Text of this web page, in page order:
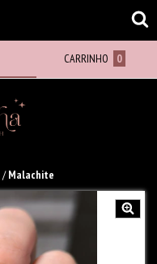
CARRINHO 0
/ Malachite